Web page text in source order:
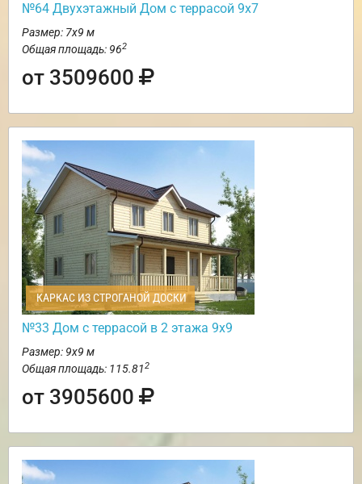
№64 Двухэтажный Дом с террасой 9х7
Размер: 7х9 м
Общая площадь: 962
от 3509600
КАРКАС ИЗ СТРОГАНОЙ ДОСКИ
№33 Дом с террасой в 2 этажа 9х9
Размер: 9х9 м
Общая площадь: 115.812
от 3905600